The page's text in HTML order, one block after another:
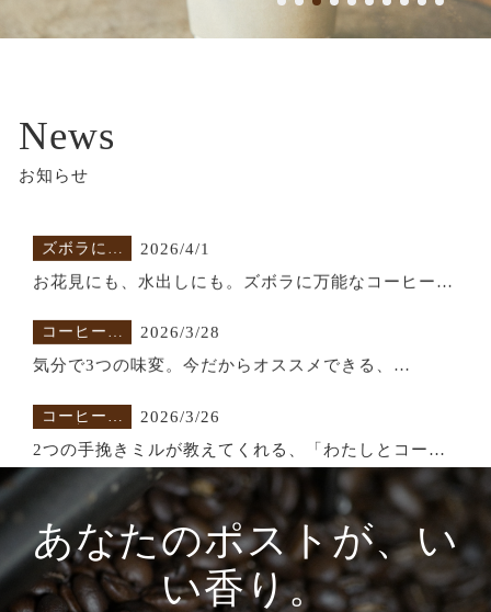
News
お知らせ
【3/9から】定期便ヤギさんゆうびん 新価格のお知ら
せ｜たくさん飲むほどお得に
コマンダンテC40 Mk4 ロースターが忖度ナシでレビ
器具のこと
お花見にも、水出しにも。ズボラに万能なコーヒーバ
ッグのすすめ。
とのう
気分で3つの味変。今だからオススメできる、
ORIGAMIドリッパー。
報
2つの手挽きミルが教えてくれる、「わたしとコーヒ
ー」の距離感
報
【3/9から】定期便ヤギさんゆうびん 新価格のお知ら
せ｜たくさん飲むほどお得に
2026/2/26
商品の発送をお待たせしております
info 2026/5/17
あなたのポストが、い
い香り。